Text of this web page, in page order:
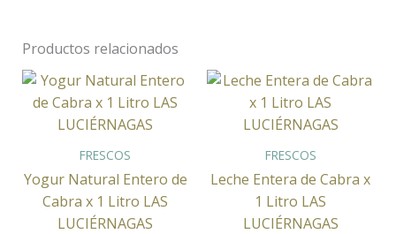
Productos relacionados
FRESCOS
Yogur Natural Entero de
Cabra x 1 Litro LAS
LUCIÉRNAGAS
FRESCOS
Leche Entera de Cabra x
1 Litro LAS
LUCIÉRNAGAS